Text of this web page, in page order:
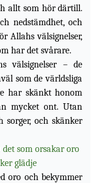
allt som hör därtill.
nedstämdhet, och
Allahs välsignelser,
har det svårare.
välsignelser – de
som de världsliga
har skänkt honom
mycket ont. Utan
sorger, och skänker
som orsakar oro
glädje
oro och bekymmer